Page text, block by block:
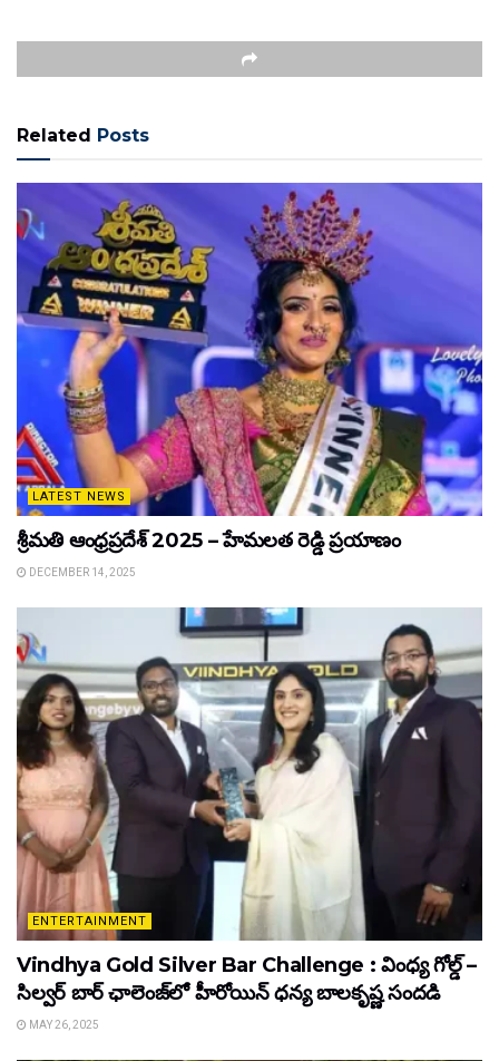
Related Posts
LATEST NEWS
శ్రీమతి ఆంధ్రప్రదేశ్ 2025 – హేమలత రెడ్డి ప్రయాణం
DECEMBER 14, 2025
ENTERTAINMENT
Vindhya Gold Silver Bar Challenge : వింధ్య గోల్డ్ –
సిల్వర్ బార్ ఛాలెంజ్‌లో హీరోయిన్ ధ‌న్య బాల‌కృష్ణ‌ సందడి
MAY 26, 2025